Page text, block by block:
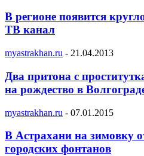
В регионе появится
ТВ канал
myastrakhan.ru - 21.04.2013
Два притона с
на рождество в
myastrakhan.ru - 07.01.2015
В Астрахани на зимовку
городских фонтанов